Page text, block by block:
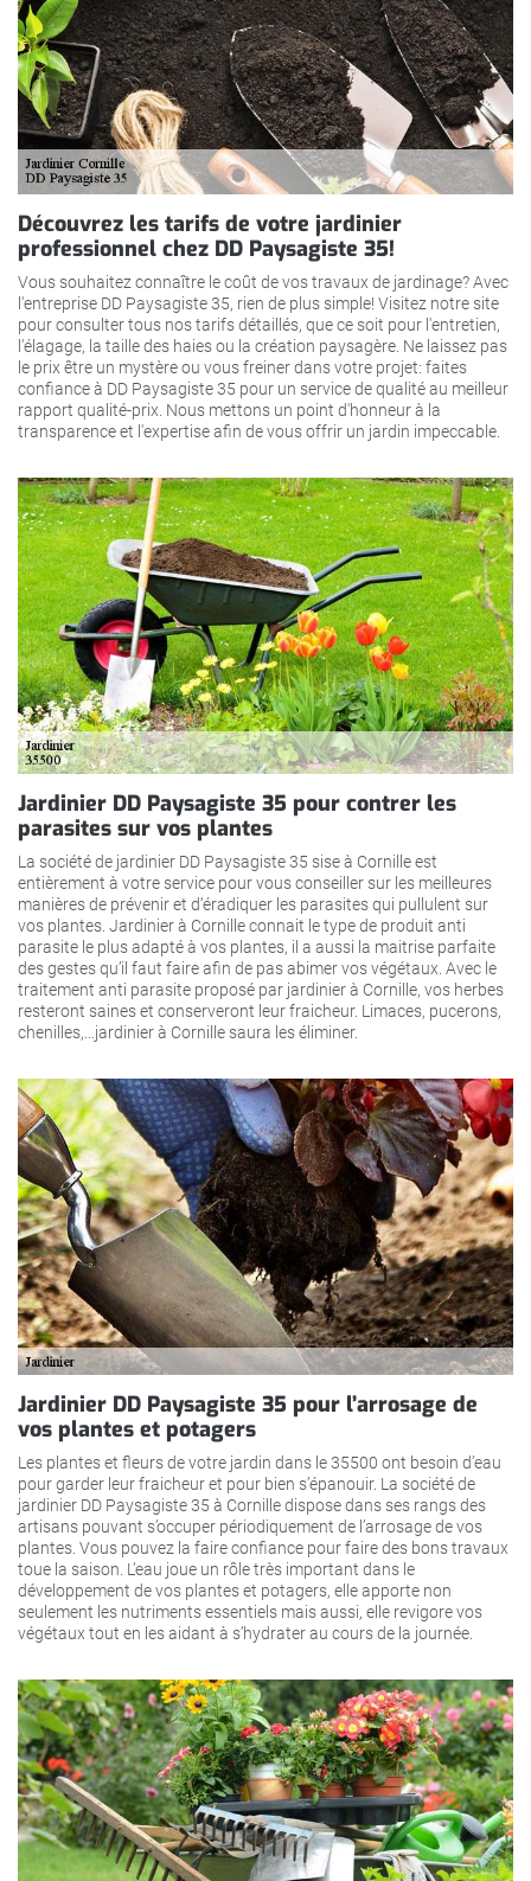
Découvrez les tarifs de votre jardinier
professionnel chez DD Paysagiste 35!
Vous souhaitez connaître le coût de vos travaux de jardinage? Avec
l'entreprise DD Paysagiste 35, rien de plus simple! Visitez notre site
pour consulter tous nos tarifs détaillés, que ce soit pour l'entretien,
l'élagage, la taille des haies ou la création paysagère. Ne laissez pas
le prix être un mystère ou vous freiner dans votre projet: faites
confiance à DD Paysagiste 35 pour un service de qualité au meilleur
rapport qualité-prix. Nous mettons un point d'honneur à la
transparence et l'expertise afin de vous offrir un jardin impeccable.
Jardinier DD Paysagiste 35 pour contrer les
parasites sur vos plantes
La société de jardinier DD Paysagiste 35 sise à Cornille est
entièrement à votre service pour vous conseiller sur les meilleures
manières de prévenir et d’éradiquer les parasites qui pullulent sur
vos plantes. Jardinier à Cornille connait le type de produit anti
parasite le plus adapté à vos plantes, il a aussi la maitrise parfaite
des gestes qu’il faut faire afin de pas abimer vos végétaux. Avec le
traitement anti parasite proposé par jardinier à Cornille, vos herbes
resteront saines et conserveront leur fraicheur. Limaces, pucerons,
chenilles,…jardinier à Cornille saura les éliminer.
Jardinier DD Paysagiste 35 pour l’arrosage de
vos plantes et potagers
Les plantes et fleurs de votre jardin dans le 35500 ont besoin d’eau
pour garder leur fraicheur et pour bien s’épanouir. La société de
jardinier DD Paysagiste 35 à Cornille dispose dans ses rangs des
artisans pouvant s’occuper périodiquement de l’arrosage de vos
plantes. Vous pouvez la faire confiance pour faire des bons travaux
toue la saison. L’eau joue un rôle très important dans le
développement de vos plantes et potagers, elle apporte non
seulement les nutriments essentiels mais aussi, elle revigore vos
végétaux tout en les aidant à s’hydrater au cours de la journée.